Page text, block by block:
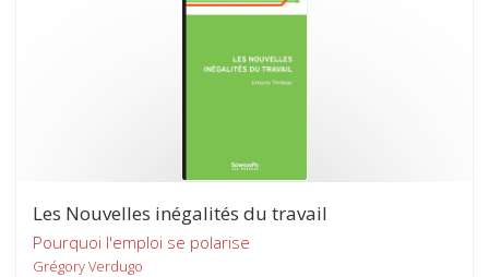
Les Nouvelles inégalités du travail
Pourquoi l'emploi se polarise
Grégory Verdugo